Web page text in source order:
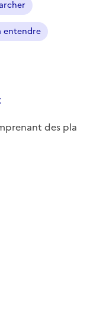
entendre
des pla